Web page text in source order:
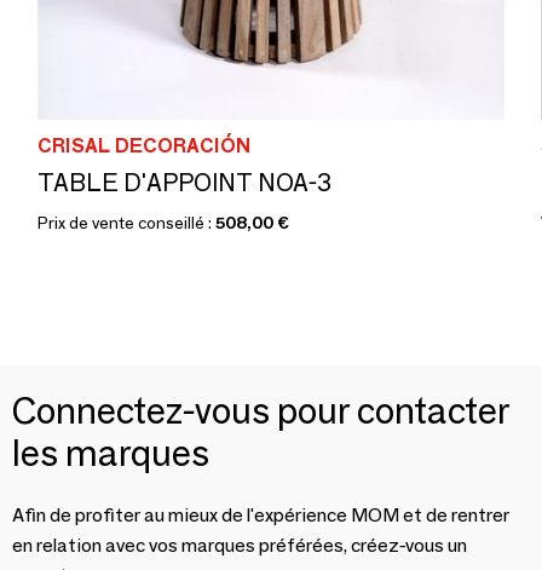
CRISAL DECORACIÓN
TABLE D'APPOINT NOA-3
Prix de vente conseillé : 508,00 €
Connectez-vous pour contacter
les marques
Afin de profiter au mieux de l'expérience MOM et de rentrer
en relation avec vos marques préférées, créez-vous un